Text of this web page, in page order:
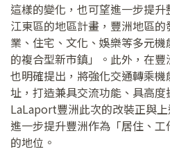
這樣的變化，也可望進一步提
江東區的地區計畫，豐洲地區
業、住宅、文化、娛樂等多元
的複合型新市鎮」。此外，在
也明確提出，將強化交通轉乘
址，打造兼具交流功能、具高度
LaLaport豐洲此次的改裝正與
進一步提升豐洲作為「居住、
的地位。